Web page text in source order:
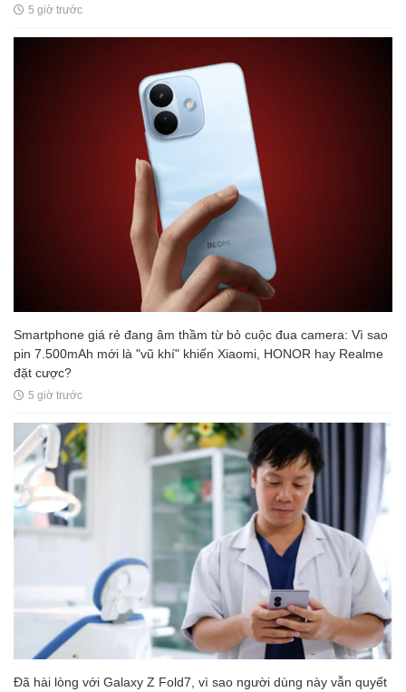
5 giờ trước
Smartphone giá rẻ đang âm thầm từ bỏ cuộc đua camera: Vì sao
pin 7.500mAh mới là "vũ khí" khiến Xiaomi, HONOR hay Realme
đặt cược?
5 giờ trước
Đã hài lòng với Galaxy Z Fold7, vì sao người dùng này vẫn quyết